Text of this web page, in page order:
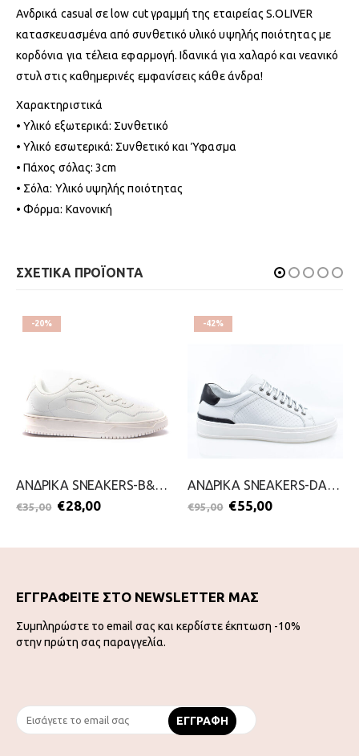
Ανδρικά casual σε low cut γραμμή της εταιρείας S.OLIVER
κατασκευασμένα από συνθετικό υλικό υψηλής ποιότητας με
κορδόνια για τέλεια εφαρμογή. Ιδανικά για χαλαρό και νεανικό
στυλ στις καθημερινές εμφανίσεις κάθε άνδρα!
Χαρακτηριστικά
• Υλικό εξωτερικά: Συνθετικό
• Υλικό εσωτερικά: Συνθετικό και Ύφασμα
• Πάχος σόλας: 3cm
• Σόλα: Υλικό υψηλής ποιότητας
• Φόρμα: Κανονική
ΣΧΕΤΙΚΑ ΠΡΟΪΟΝΤΑ
-20%
ΑΝΔΡΙΚΑ SNEAKERS-B&S-2111-0424-ΛΕΥΚΟ
€35,00 €28,00
-42%
ΑΝΔΡΙΚΑ SNEAKERS-DAMIANI-2099-0504-ΛΕΥΚΟ
€95,00 €55,00
ΕΓΓΡΑΦΕΙΤΕ ΣΤΟ NEWSLETTER ΜΑΣ
Συμπληρώστε το email σας και κερδίστε έκπτωση -10%
στην πρώτη σας παραγγελία.